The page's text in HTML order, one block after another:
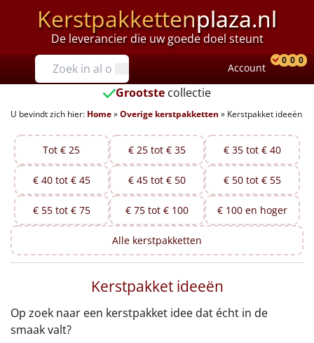
Kerstpakkettenplaza.nl
De leverancier die uw goede doel steunt
Prijzen
Tot €25
€25 tot €35
€35 tot €40
€40 tot €45
€45 tot €50
€50 tot €55
€75 tot €100
Account
0 0 0
Grootste collectie
U bevindt zich hier: Home»Overige kerstpakketten » Kerstpakket ideeën
Tot € 25 € 25 tot € 35 € 35 tot € 40
€ 40 tot € 45 € 45 tot € 50 € 50 tot € 55
€ 55 tot € 75 € 75 tot € 100 € 100 en hoger
Alle kerstpakketten
Kerstpakket ideeën
Op zoek naar een kerstpakket idee dat écht in de
smaak valt?